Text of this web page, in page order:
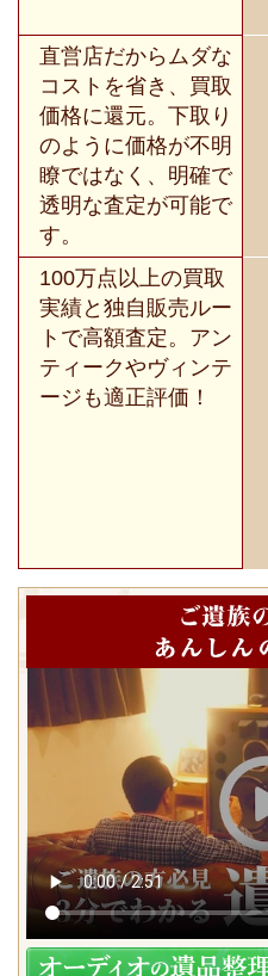
直営店だからムダな
コストを省き、買取
価格に還元。下取り
のように価格が不明
瞭ではなく、明確で
透明な査定が可能で
す。
100万点以上の買取
実績と独自販売ルー
トで高額査定。アン
ティークやヴィンテ
ージも適正評価！